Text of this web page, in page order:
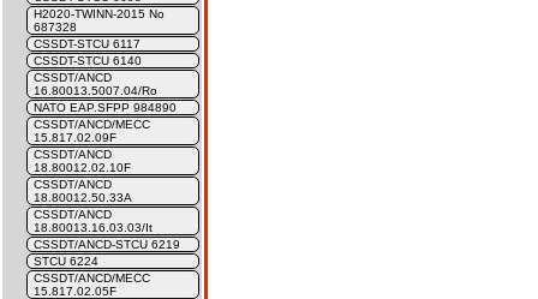
H2020-TWINN-2015 No
687328
CSSDT-STCU 6117
CSSDT-STCU 6140
CSSDT/ANCD
16.80013.5007.04/Ro
NATO EAP.SFPP 984890
CSSDT/ANCD/MECC
15.817.02.09F
CSSDT/ANCD
18.80012.02.10F
CSSDT/ANCD
18.80012.50.33A
CSSDT/ANCD
18.80013.16.03.03/It
CSSDT/ANCD-STCU 6219
STCU 6224
CSSDT/ANCD/MECC
15.817.02.05F